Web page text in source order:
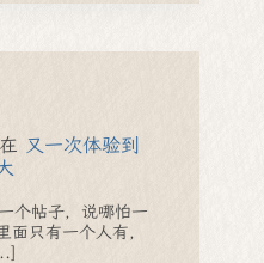
又一次体验到
个帖子，说哪怕一
面只有一个人有，